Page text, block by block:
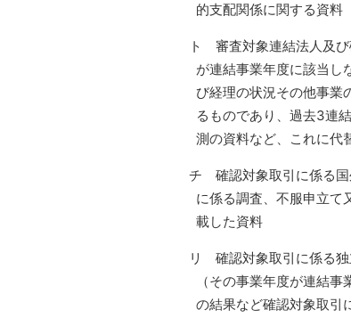
的支配関係に関する資料
ト 審査対象連結法人及
が連結事業年度に該当し
び経理の状況その他事業
るものであり、過去3連
測の資料など、これに代
チ 確認対象取引に係る国
に係る調査、不服申立て
載した資料
リ 確認対象取引に係る独
（その事業年度が連結
の結果など確認対象取引